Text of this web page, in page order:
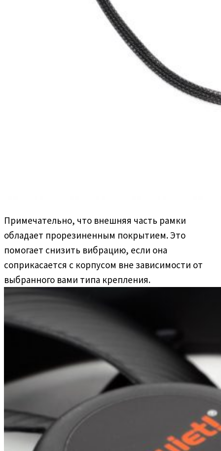
Примечательно, что внешняя часть рамки
обладает прорезиненным покрытием. Это
помогает снизить вибрацию, если она
соприкасается с корпусом вне зависимости от
выбранного вами типа крепления.